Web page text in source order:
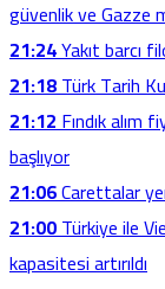
güvenlik ve Gazze
21:24Yakıt barcı
21:18Türk Tarih
21:12Fındık alım
başlıyor
21:06Carettalar
21:00Türkiye ile
kapasitesi artırıldı